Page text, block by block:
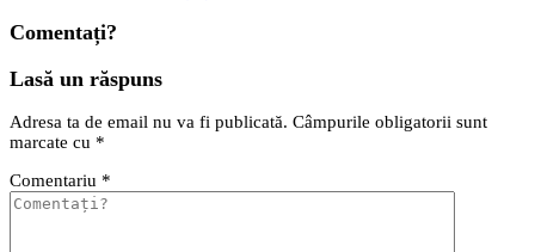
Comentați?
Lasă un răspuns
Adresa ta de email nu va fi publicată. Câmpurile obligatorii sunt
marcate cu *
Comentariu *